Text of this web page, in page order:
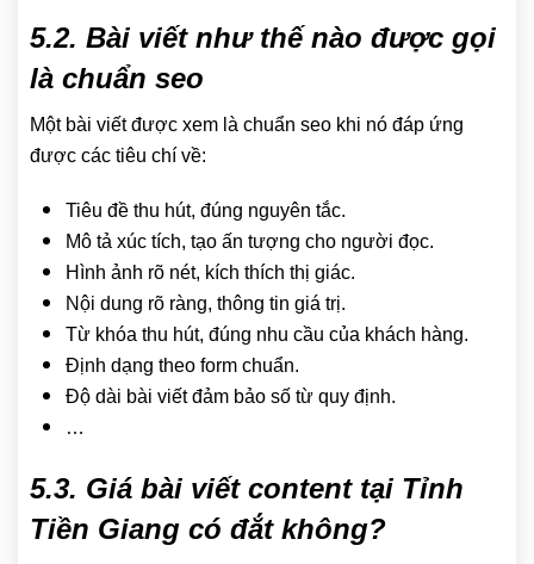
5.2. Bài viết như thế nào được gọi
là chuẩn seo
Một bài viết được xem là chuẩn seo khi nó đáp ứng
được các tiêu chí về:
Tiêu đề thu hút, đúng nguyên tắc.
Mô tả xúc tích, tạo ấn tượng cho người đọc.
Hình ảnh rõ nét, kích thích thị giác.
Nội dung rõ ràng, thông tin giá trị.
Từ khóa thu hút, đúng nhu cầu của khách hàng.
Định dạng theo form chuẩn.
Độ dài bài viết đảm bảo số từ quy định.
…
5.3. Giá bài viết content tại Tỉnh
Tiền Giang có đắt không?